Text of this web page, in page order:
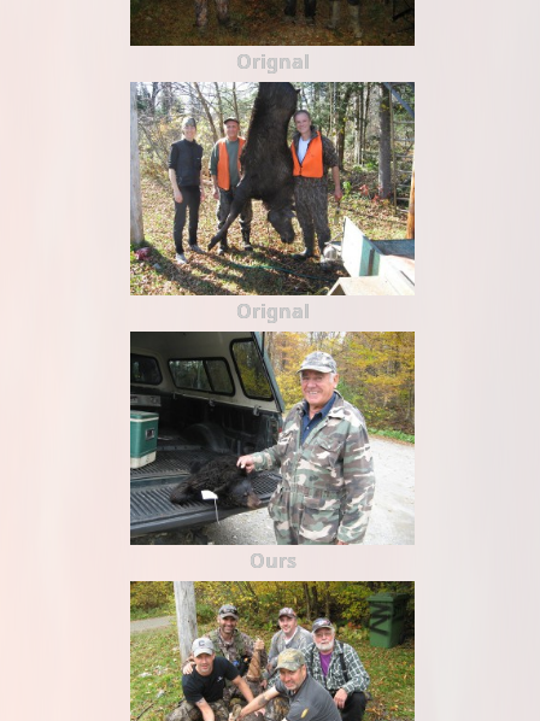
Orignal
Orignal
Ours